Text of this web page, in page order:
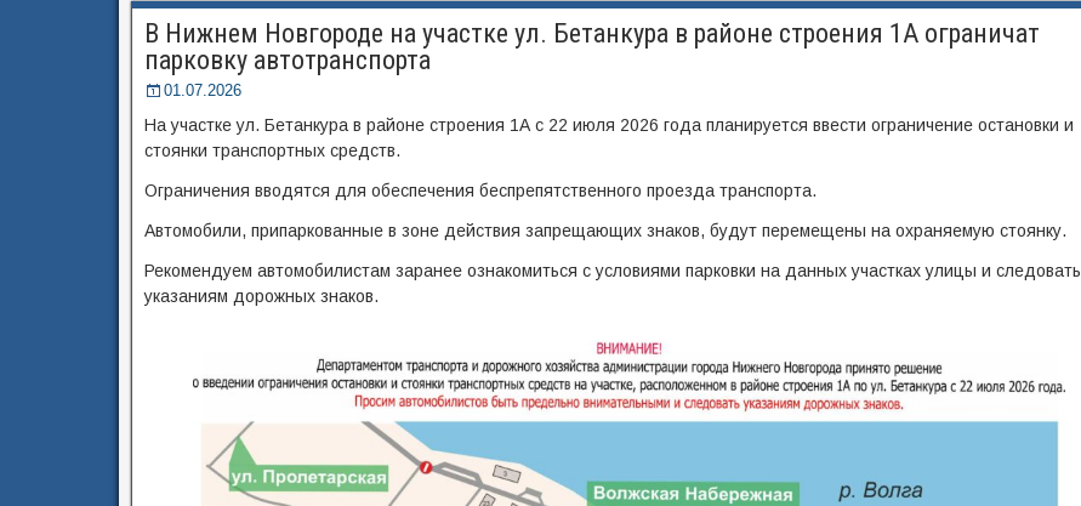
В Нижнем Новгороде на участке ул. Бетанкура в районе строения 1А ограничат
парковку автотранспорта
01.07.2026
На участке ул. Бетанкура в районе строения 1А с 22 июля 2026 года планируется ввести ограничение остановки и
стоянки транспортных средств.
Ограничения вводятся для обеспечения беспрепятственного проезда транспорта.
Автомобили, припаркованные в зоне действия запрещающих знаков, будут перемещены на охраняемую стоянку.
Рекомендуем автомобилистам заранее ознакомиться с условиями парковки на данных участках улицы и следовать
указаниям дорожных знаков.